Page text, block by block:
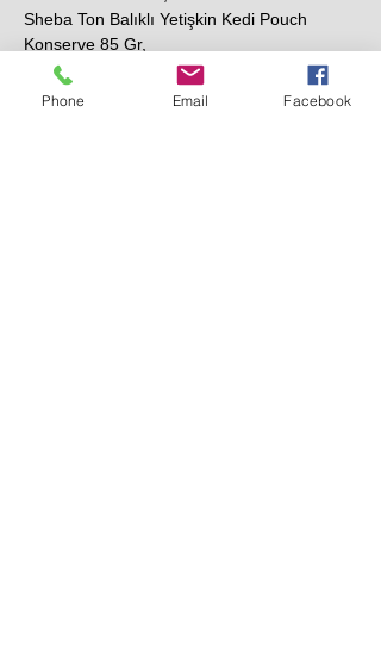
Sheba Ton Balıklı Yetişkin Kedi Pouch
Konserve 85 Gr,
N&D Prime Tavuklu ve Narlı Tahılsız Yetişkin
Kedi Konservesi 80 Gr,
Phone Email Facebook